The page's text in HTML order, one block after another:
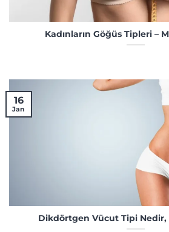
Kadınların Göğüs Tipleri –
Dikdörtgen Vücut Tipi Nedir,
16
Jan